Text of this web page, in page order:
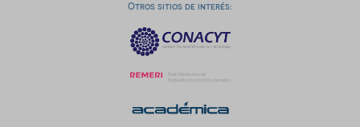
Otros sitios de interés: